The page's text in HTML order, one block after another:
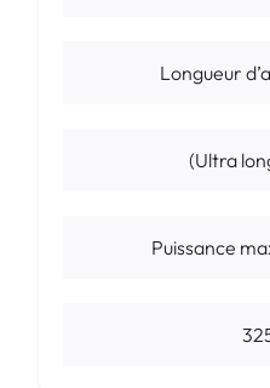
Longueur
(Ultra
Puissance